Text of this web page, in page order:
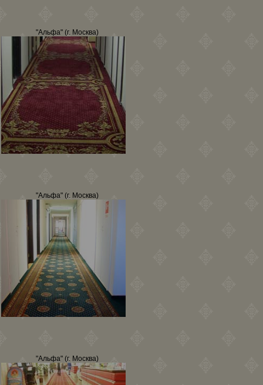
"Альфа" (г. Москва)
"Альфа" (г. Москва)
"Альфа" (г. Москва)